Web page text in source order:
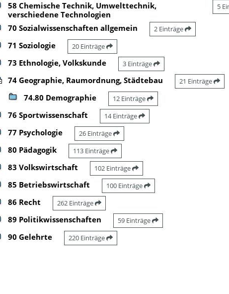
58 Chemische Technik, Umwelttechnik,
verschiedene Technologien
5
70 Sozialwissenschaften allgemein 2 Einträge
71 Soziologie 20 Einträge
73 Ethnologie, Volkskunde 3 Einträge
74 Geographie, Raumordnung, Städtebau 21 Einträge
74.80 Demographie 12 Einträge
76 Sportwissenschaft 14 Einträge
77 Psychologie 26 Einträge
80 Pädagogik 113 Einträge
83 Volkswirtschaft 102 Einträge
85 Betriebswirtschaft 100 Einträge
86 Recht 262 Einträge
89 Politikwissenschaften 59 Einträge
90 Gelehrte 220 Einträge